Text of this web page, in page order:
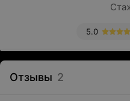
5.0
Отзывы 2